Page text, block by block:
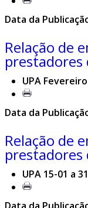
Data da
Relação de
prestadores
UPA
Data da
Relação de
prestadores
UPA 15-01 a